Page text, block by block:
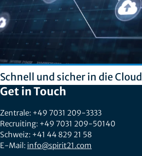
Schnell und sicher in die Cloud
Get in Touch
Zentrale: +49 7031 209-3333
Recruiting: +49 7031 209-50140
Schweiz: +41 44 829 21 58
E-Mail: info@spirit21.com